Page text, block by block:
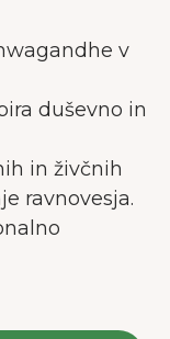
v
duševno in
in živčnih
ravnovesja.